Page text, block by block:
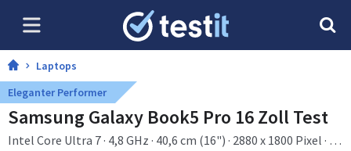
Laptops
Eleganter Performer
Samsung Galaxy Book5 Pro 16 Zoll Test
Intel Core Ultra 7 · 4,8 GHz · 40,6 cm (16") · 2880 x 1800 Pixel · 32